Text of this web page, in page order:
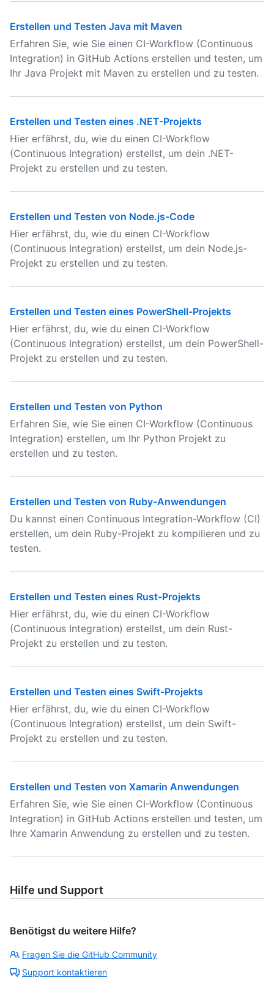
Erstellen und Testen Java mit Maven
Erfahren Sie, wie Sie einen CI-Workflow (Continuous
Integration) in GitHub Actions erstellen und testen, um
Ihr Java Projekt mit Maven zu erstellen und zu testen.
Erstellen und Testen eines .NET-Projekts
Hier erfährst, du, wie du einen CI-Workflow
(Continuous Integration) erstellst, um dein .NET-
Projekt zu erstellen und zu testen.
Erstellen und Testen von Node.js-Code
Hier erfährst, du, wie du einen CI-Workflow
(Continuous Integration) erstellst, um dein Node.js-
Projekt zu erstellen und zu testen.
Erstellen und Testen eines PowerShell-Projekts
Hier erfährst, du, wie du einen CI-Workflow
(Continuous Integration) erstellst, um dein PowerShell-
Projekt zu erstellen und zu testen.
Erstellen und Testen von Python
Erfahren Sie, wie Sie einen CI-Workflow (Continuous
Integration) erstellen, um Ihr Python Projekt zu
erstellen und zu testen.
Erstellen und Testen von Ruby-Anwendungen
Du kannst einen Continuous Integration-Workflow (CI)
erstellen, um dein Ruby-Projekt zu kompilieren und zu
testen.
Erstellen und Testen eines Rust-Projekts
Hier erfährst, du, wie du einen CI-Workflow
(Continuous Integration) erstellst, um dein Rust-
Projekt zu erstellen und zu testen.
Erstellen und Testen eines Swift-Projekts
Hier erfährst, du, wie du einen CI-Workflow
(Continuous Integration) erstellst, um dein Swift-
Projekt zu erstellen und zu testen.
Erstellen und Testen von Xamarin Anwendungen
Erfahren Sie, wie Sie einen CI-Workflow (Continuous
Integration) in GitHub Actions erstellen und testen, um
Ihre Xamarin Anwendung zu erstellen und zu testen.
Hilfe und Support
Benötigst du weitere Hilfe?
Fragen Sie die GitHub Community
Support kontaktieren